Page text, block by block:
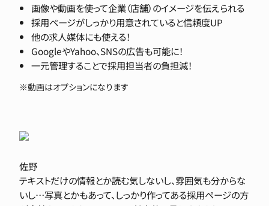
画像や動画を使って企業（店舗）のイメージを伝えられる
採用ページがしっかり用意されていると信頼度UP
他の求人媒体にも使える！
GoogleやYahoo、SNSの広告も可能に！
一元管理することで採用担当者の負担減！
※動画はオプションになります
佐野
テキストだけの情報とか読む気しないし、雰囲気も分からな
いし…写真とかもあって、しっかり作ってある採用ページの方